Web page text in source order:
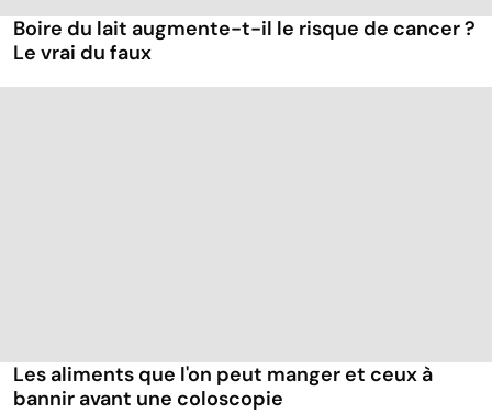
Boire du lait augmente-t-il le risque de cancer ?
Le vrai du faux
Les aliments que l'on peut manger et ceux à
bannir avant une coloscopie